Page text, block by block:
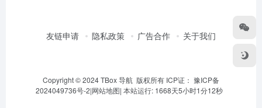
友链申请 隐私政策 广告合作 关于我们
Copyright © 2024 TBox 导航 版权所有 ICP证： 豫ICP备
2024049736号-2|网站地图| 本站运行: 1668天5小时1分12秒